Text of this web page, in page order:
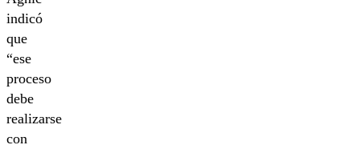
indicó
que
“ese
proceso
debe
realizarse
con